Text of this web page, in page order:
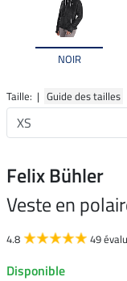
NOIR
Taille: | Guide des tailles
Felix Bühler
Veste en
4.8 49
Disponible